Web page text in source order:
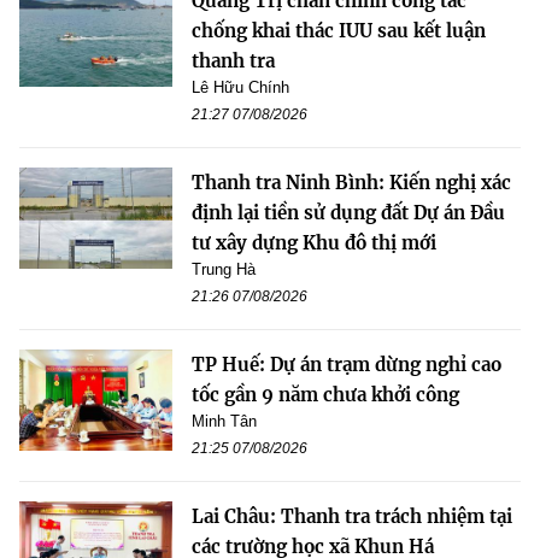
chống khai thác IUU sau kết luận
thanh tra
Lê Hữu Chính
21:27 07/08/2026
Thanh tra Ninh Bình: Kiến nghị xác
định lại tiền sử dụng đất Dự án Đầu
tư xây dựng Khu đô thị mới
Trung Hà
21:26 07/08/2026
TP Huế: Dự án trạm dừng nghỉ cao
tốc gần 9 năm chưa khởi công
Minh Tân
21:25 07/08/2026
Lai Châu: Thanh tra trách nhiệm tại
các trường học xã Khun Há